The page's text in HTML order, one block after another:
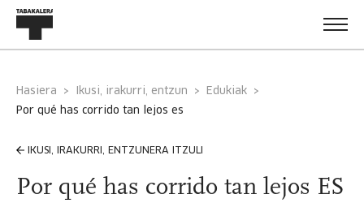
Hasiera Ikusi, irakurri, entzun
Edukiak
por qué has corrido tan lejos es
IKUSI, IRAKURRI, ENTZUNERA ITZULI
Por qué has corrido tan lejos ES